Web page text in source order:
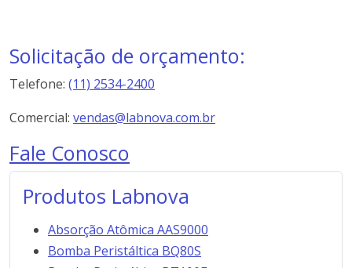
Solicitação de orçamento:
Telefone: (11) 2534-2400
Comercial: vendas@labnova.com.br
Fale Conosco
Produtos Labnova
Absorção Atômica AAS9000
Bomba Peristáltica BQ80S